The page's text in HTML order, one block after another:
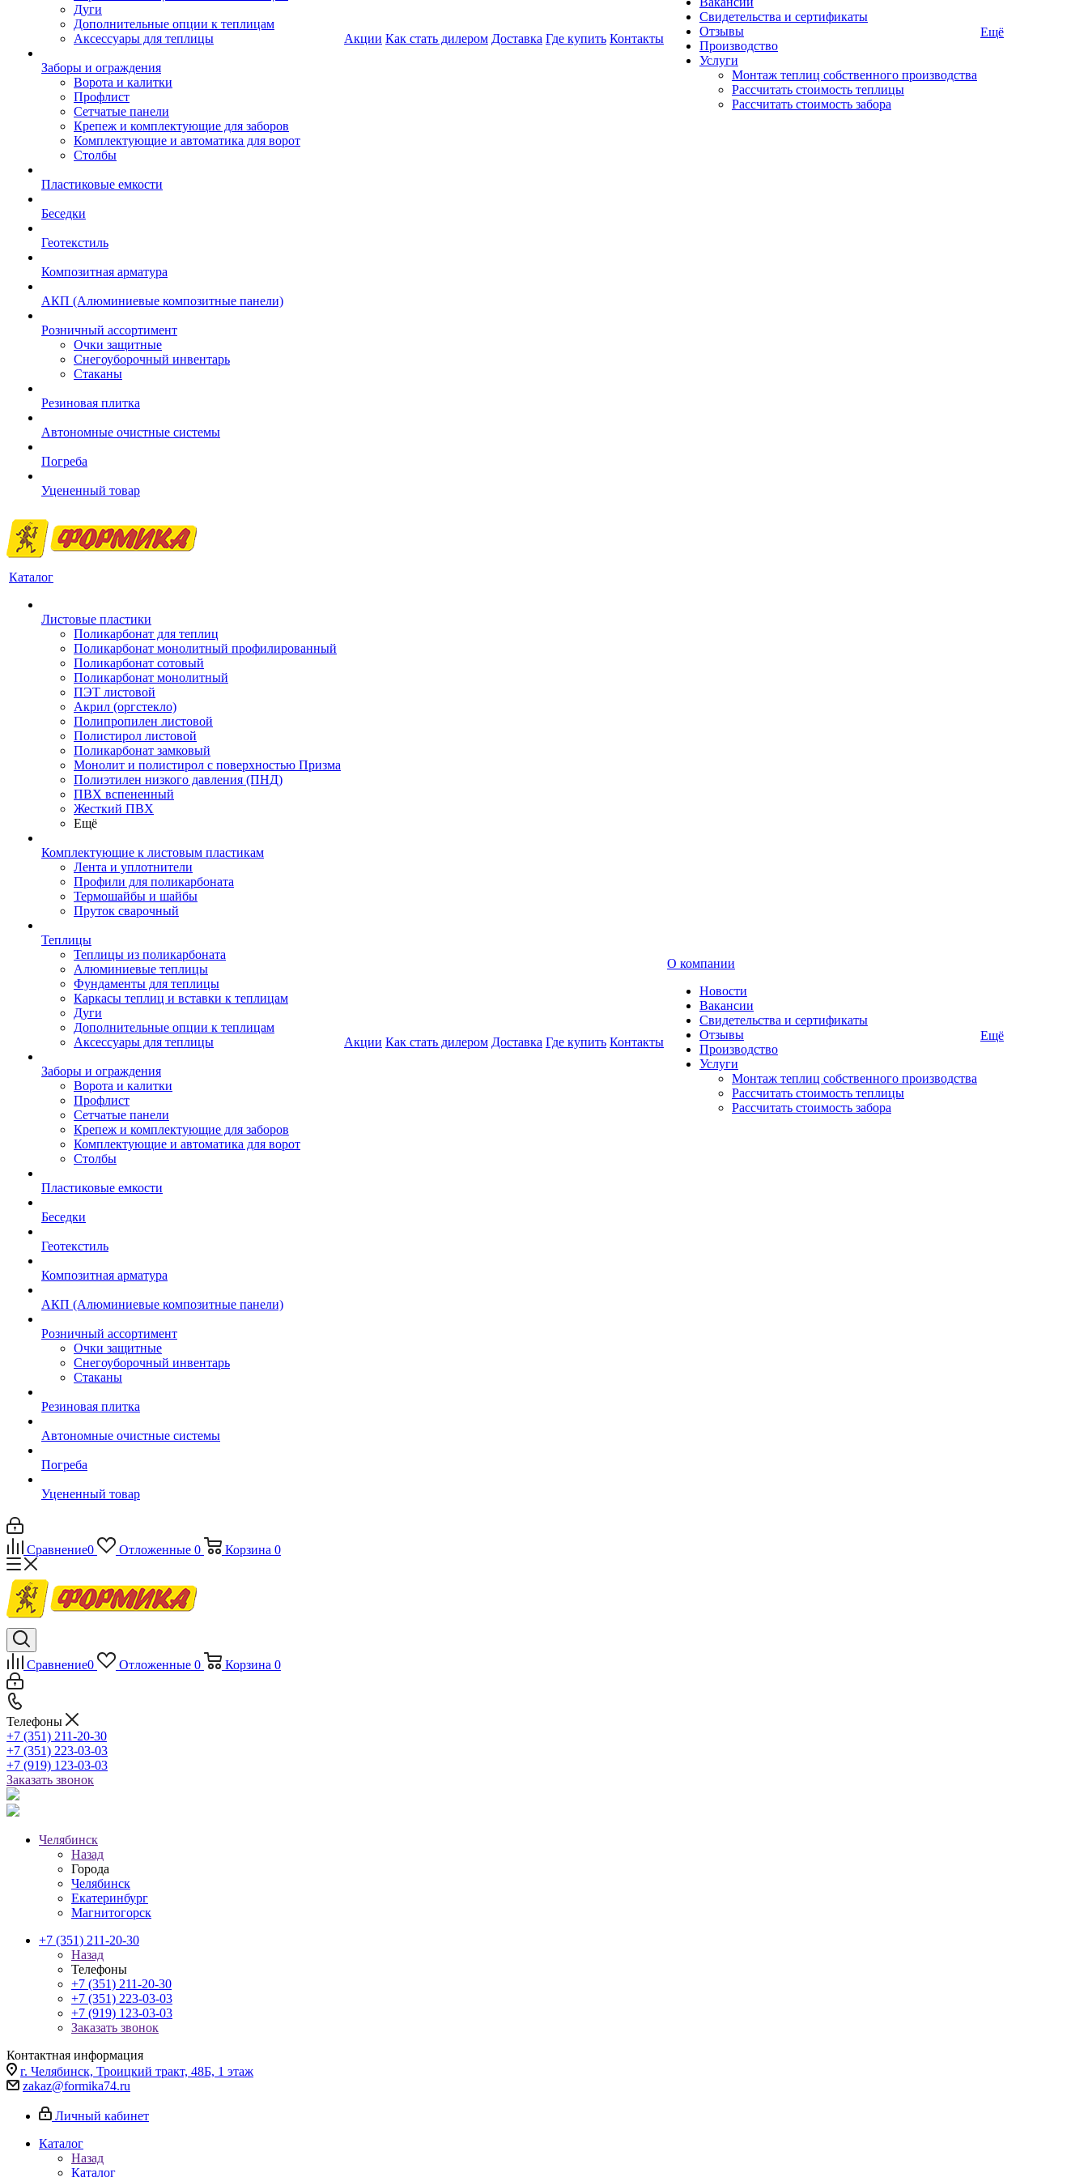
Дуги
Дополнительные опции к теплицам
Аксессуары для теплицы
Заборы и ограждения
Ворота и калитки
Профлист
Сетчатые панели
Крепеж и комплектующие для заборов
Комплектующие и автоматика для ворот
Столбы
Пластиковые емкости
Беседки
Геотекстиль
Композитная арматура
АКП (Алюминиевые композитные панели)
Розничный ассортимент
Очки защитные
Снегоуборочный инвентарь
Стаканы
Резиновая плитка
Автономные очистные системы
Погреба
Уцененный товар
Акции Как стать дилером Доставка Где купить Контакты
Свидетельства и сертификаты
Отзывы
Производство
Услуги
Монтаж теплиц собственного производства
Рассчитать стоимость теплицы
Рассчитать стоимость забора
Ещё
Каталог
Листовые пластики
Поликарбонат для теплиц
Поликарбонат монолитный профилированный
Поликарбонат сотовый
Поликарбонат монолитный
ПЭТ листовой
Акрил (оргстекло)
Полипропилен листовой
Полистирол листовой
Поликарбонат замковый
Монолит и полистирол с поверхностью Призма
Полиэтилен низкого давления (ПНД)
ПВХ вспененный
Жесткий ПВХ
Ещё
Комплектующие к листовым пластикам
Лента и уплотнители
Профили для поликарбоната
Термошайбы и шайбы
Пруток сварочный
Теплицы
Теплицы из поликарбоната
Алюминиевые теплицы
Фундаменты для теплицы
Каркасы теплиц и вставки к теплицам
Дуги
Дополнительные опции к теплицам
Аксессуары для теплицы
Заборы и ограждения
Ворота и калитки
Профлист
Сетчатые панели
Крепеж и комплектующие для заборов
Комплектующие и автоматика для ворот
Столбы
Пластиковые емкости
Беседки
Геотекстиль
Композитная арматура
АКП (Алюминиевые композитные панели)
Розничный ассортимент
Очки защитные
Снегоуборочный инвентарь
Стаканы
Резиновая плитка
Автономные очистные системы
Погреба
Уцененный товар
Акции Как стать дилером Доставка Где купить Контакты
О компании
Новости
Вакансии
Свидетельства и сертификаты
Отзывы
Производство
Услуги
Монтаж теплиц собственного производства
Рассчитать стоимость теплицы
Рассчитать стоимость забора
Ещё
Сравнение0 Отложенные 0 Корзина 0
Сравнение0 Отложенные 0 Корзина 0
Телефоны
+7 (351) 211-20-30
+7 (351) 223-03-03
+7 (919) 123-03-03
Заказать звонок
Челябинск
Назад
Города
Челябинск
Екатеринбург
Магнитогорск
+7 (351) 211-20-30
Назад
Телефоны
+7 (351) 211-20-30
+7 (351) 223-03-03
+7 (919) 123-03-03
Заказать звонок
Контактная информация
г. Челябинск, Троицкий тракт, 48Б, 1 этаж
zakaz@formika74.ru
Личный кабинет
Каталог
Назад
Каталог